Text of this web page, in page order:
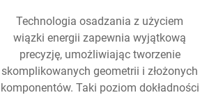
Technologia osadzania z użyciem
wiązki energii zapewnia wyjątkową
precyzję, umożliwiając tworzenie
skomplikowanych geometrii i złożonych
komponentów. Taki poziom dokładności